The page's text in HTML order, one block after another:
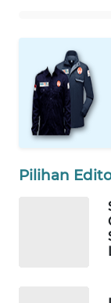
Pilihan
WAHANA
SPORT
WAHANA
UMKM
WAHANA
SELEB